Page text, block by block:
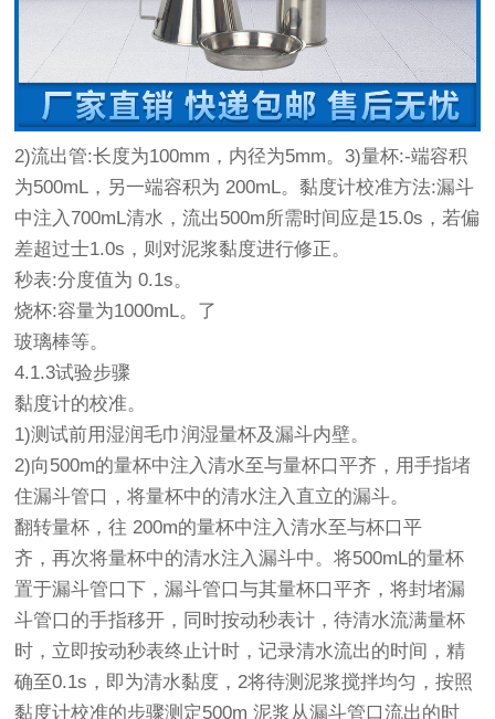
2)流出管:长度为100mm，内径为5mm。3)量杯:-端容积
为500mL，另一端容积为 200mL。黏度计校准方法:漏斗
中注入700mL清水，流出500m所需时间应是15.0s，若偏
差超过士1.0s，则对泥浆黏度进行修正。
秒表:分度值为 0.1s。
烧杯:容量为1000mL。了
玻璃棒等。
4.1.3试验步骤
黏度计的校准。
1)测试前用湿润毛巾润湿量杯及漏斗内壁。
2)向500m的量杯中注入清水至与量杯口平齐，用手指堵
住漏斗管口，将量杯中的清水注入直立的漏斗。
翻转量杯，往 200m的量杯中注入清水至与杯口平
齐，再次将量杯中的清水注入漏斗中。将500mL的量杯
置于漏斗管口下，漏斗管口与其量杯口平齐，将封堵漏
斗管口的手指移开，同时按动秒表计，待清水流满量杯
时，立即按动秒表终止计时，记录清水流出的时间，精
确至0.1s，即为清水黏度，2将待测泥浆搅拌均匀，按照
黏度计校准的步骤测定500m 泥浆从漏斗管口流出的时